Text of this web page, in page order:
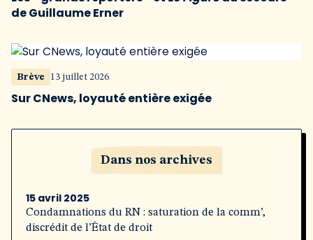
de Guillaume Erner
Brève 13 juillet 2026
Sur CNews, loyauté entière exigée
Dans nos archives
15 avril 2025
Condamnations du RN : saturation de la comm’,
discrédit de l’État de droit